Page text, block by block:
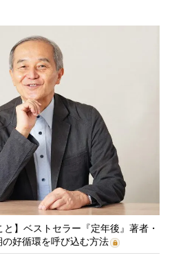
と】ベストセラー『定年後』著者・
好循環を呼び込む方法